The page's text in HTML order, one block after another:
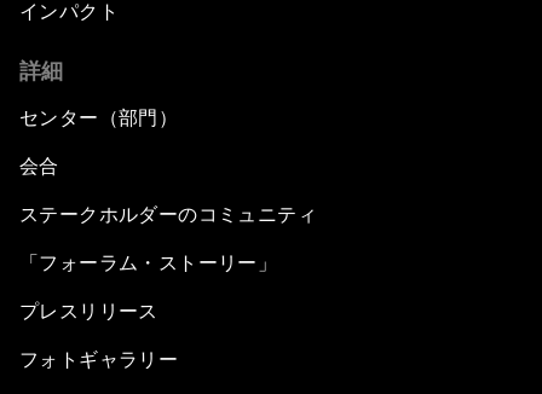
インパクト
詳細
センター（部門）
会合
ステークホルダーのコミュニティ
「フォーラム・ストーリー」
プレスリリース
フォトギャラリー